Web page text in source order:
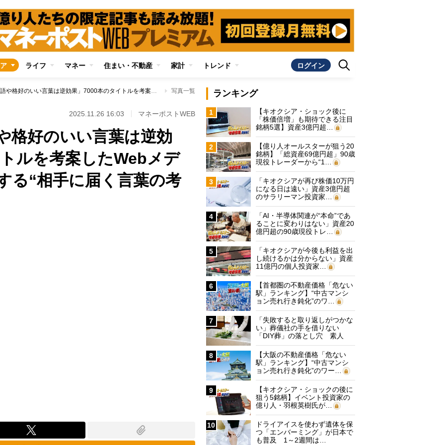
ライフ マネー 住まい・不動産 家計 トレンド ログイン
「安易な専門用語や格好のいい言葉は逆効果」7000本のタイトルを考案したWebメディア編集長が実践する“相手に届く言葉の考え方” 写真一覧
2025.11.26 16:03 マネーポストWEB
格好のいい言葉は逆効
ルを考案したWebメデ
る“相手に届く言葉の考
ランキング
1
【キオクシア・ショック後に
「株価倍増」も期待できる注目
銘柄5選】資産3億円超…
2
【億り人オールスターが狙う20
銘柄】「総資産69億円超」90歳
現役トレーダーから“1…
3
「キオクシアが再び株価10万円
になる日は遠い」資産3億円超
のサラリーマン投資家…
4
「AI・半導体関連が“本命”であ
ることに変わりはない」資産20
億円超の90歳現役トレ…
5
「キオクシアが今後も利益を出
し続けるかは分からない」資産
11億円の個人投資家…
6
【首都圏の不動産価格「危ない
駅」ランキング】“中古マンシ
ョン売れ行き鈍化”のワ…
7
「失敗すると取り返しがつかな
い」葬儀社の手を借りない
「DIY葬」の落とし穴 素人
に…
8
【大阪の不動産価格「危ない
駅」ランキング】“中古マンシ
ョン売れ行き鈍化”のワー…
9
【キオクシア・ショックの後に
狙う5銘柄】イベント投資家の
億り人・羽根英樹氏が…
10
ドライアイスを使わず遺体を保
つ「エンバーミング」が日本で
も普及 1～2週間は…